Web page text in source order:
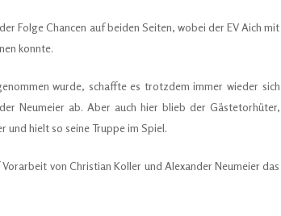
Folge Chancen auf beiden Seiten, wobei der EV Aich mit
konnte.
wurde, schaffte es trotzdem immer wieder sich
Neumeier ab. Aber auch hier blieb der Gästetorhüter,
hielt so seine Truppe im Spiel.
von Christian Koller und Alexander Neumeier das